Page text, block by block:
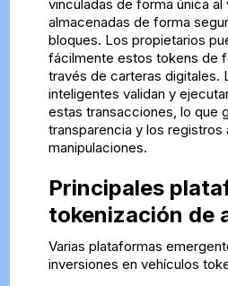
vinculadas de forma única
almacenadas de forma
bloques. Los propietarios
fácilmente estos tokens de
través de carteras digitales.
inteligentes validan y
estas transacciones, lo que
transparencia y los registros
manipulaciones.
Principales
tokenización de
Varias plataformas
inversiones en vehículos